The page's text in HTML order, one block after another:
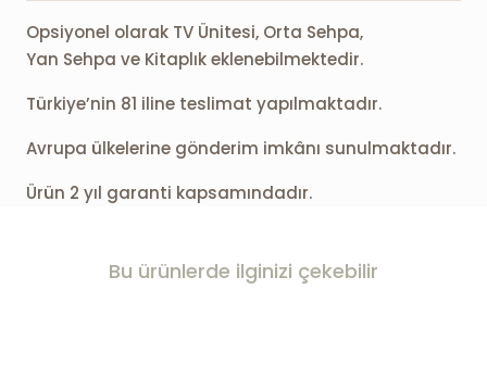
Opsiyonel olarak TV Ünitesi, Orta Sehpa,
Yan Sehpa ve Kitaplık eklenebilmektedir.
Türkiye’nin 81 iline teslimat yapılmaktadır.
Avrupa ülkelerine gönderim imkânı sunulmaktadır.
Ürün 2 yıl garanti kapsamındadır.
Bu ürünlerde ilginizi çekebilir